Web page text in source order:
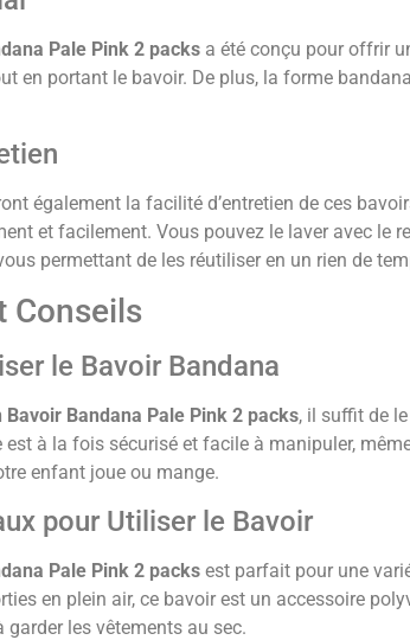
Pale Pink 2 packs a été conçu pour offrir
en portant le bavoir. De plus, la forme
également la facilité d’entretien de ces
et facilement. Vous pouvez le laver avec le
permettant de les réutiliser en un rien de
Conseils
le Bavoir Bandana
Bavoir Bandana Pale Pink 2 packs, il suffit de
à la fois sécurisé et facile à manipuler,
enfant joue ou mange.
pour Utiliser le Bavoir
Pale Pink 2 packs est parfait pour une
en plein air, ce bavoir est un accessoire
garder les vêtements au sec.